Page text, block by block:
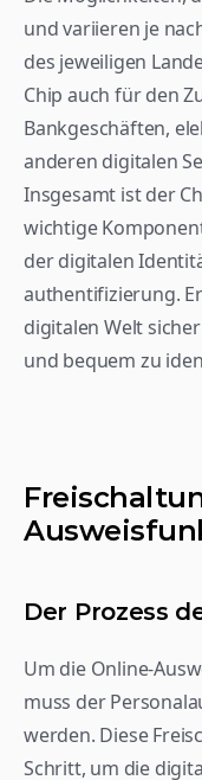
und variieren je
des jeweiligen
Chip auch für den
Bankgeschäften,
anderen digitalen
Insgesamt ist der
wichtige
der digitalen
authentifizierung.
digitalen Welt
und bequem zu
Der Prozess
Um die Online-
muss der
werden. Diese
Schritt, um die